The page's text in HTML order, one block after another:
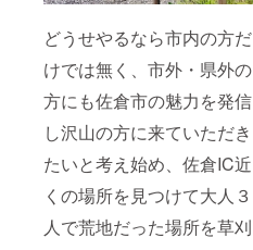
どうせやるなら市内の方だ
けでは無く、市外・県外の
方にも佐倉市の魅力を発信
し沢山の方に来ていただき
たいと考え始め、佐倉IC近
くの場所を見つけて大人３
人で荒地だった場所を草刈